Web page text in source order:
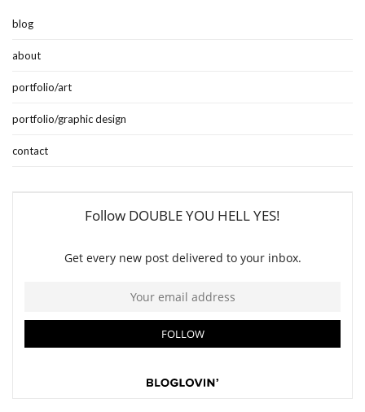
blog
about
portfolio/art
portfolio/graphic design
contact